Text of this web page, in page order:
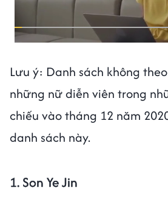
Lưu ý: Danh sách không
những nữ diễn viên trong
chiếu vào tháng 12 năm
danh sách này.
1. Son Ye Jin